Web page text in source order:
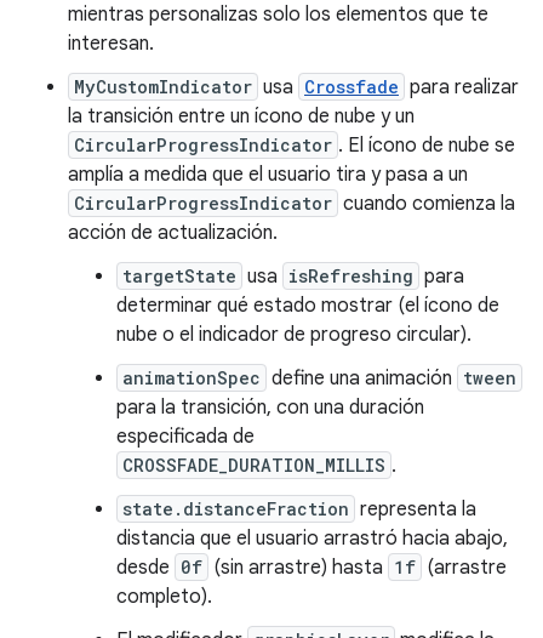
mientras personalizas solo los elementos que te
interesan.
MyCustomIndicator usa Crossfade para realizar
la transición entre un ícono de nube y un
CircularProgressIndicator . El ícono de nube se
amplía a medida que el usuario tira y pasa a un
CircularProgressIndicator cuando comienza la
acción de actualización.
targetState usa isRefreshing para
determinar qué estado mostrar (el ícono de
nube o el indicador de progreso circular).
animationSpec define una animación tween
para la transición, con una duración
especificada de
CROSSFADE_DURATION_MILLIS .
state.distanceFraction representa la
distancia que el usuario arrastró hacia abajo,
desde 0f (sin arrastre) hasta 1f (arrastre
completo).